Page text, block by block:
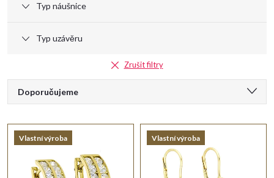
Typ náušnice
Typ uzávěru
Zrušit filtry
Ř
a
z
Doporučujeme
Nejdražší
Nejprodávanější
Vlastní výroba Vlastní výroba